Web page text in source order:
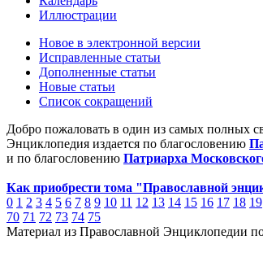
Иллюстрации
Новое в электронной версии
Исправленные статьи
Дополненные статьи
Новые статьи
Список сокращений
Добро пожаловать в один из самых полных
Энциклопедия издается по благословению
и по благословению Патриарха
Как приобрести тома "Православной
0 1 2 3 4 5 6 7 8 9 10 11 12 13 14 15 16 17 18 19
70 71 72 73 74 75
Материал из Православной Энциклопедии